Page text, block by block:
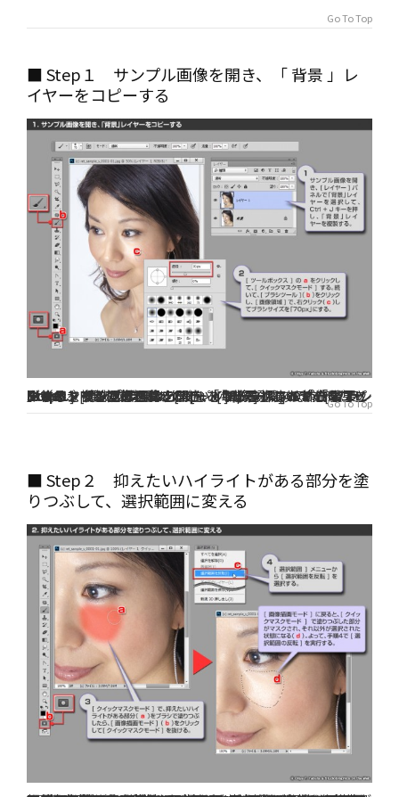
Go To Top
■ Step１ サンプル画像を開き、「 背景 」レ
イヤーをコピーする
Step 1．サンプル画像を開き、「 背景 」レイヤーをコピーする
１．
サンプル画像を開き、 [ レイヤー ] パネルで「 背景 」レイヤーを選択して、Ctrl + J キーを押し、「 背景 」レイヤーを複製する２．
[ ツールボックス ] の a をクリックして、[ クイックマスクモード ] する。続いて、[ ブラシツール ]（ ｂ ）をクリックし、 [ 画像領域 ] で、右クリック（ ｃ ）してブラシサイズを「 70px 」にする
Note
最初に背景レイヤーをコピーしておくのは、この後のステップで操作する [ パッチツール ] の補修結果とブレンドするため Go To Top
■ Step２ 抑えたいハイライトがある部分を塗
りつぶして、選択範囲に変える